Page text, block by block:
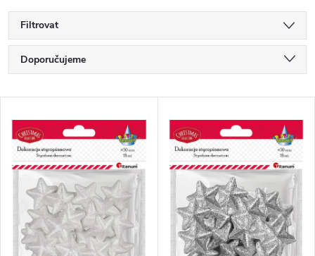
Filtrovat
Ř
a
z
e
n
Doporučujeme
Nejprodávanější
Abecedně
V
ý